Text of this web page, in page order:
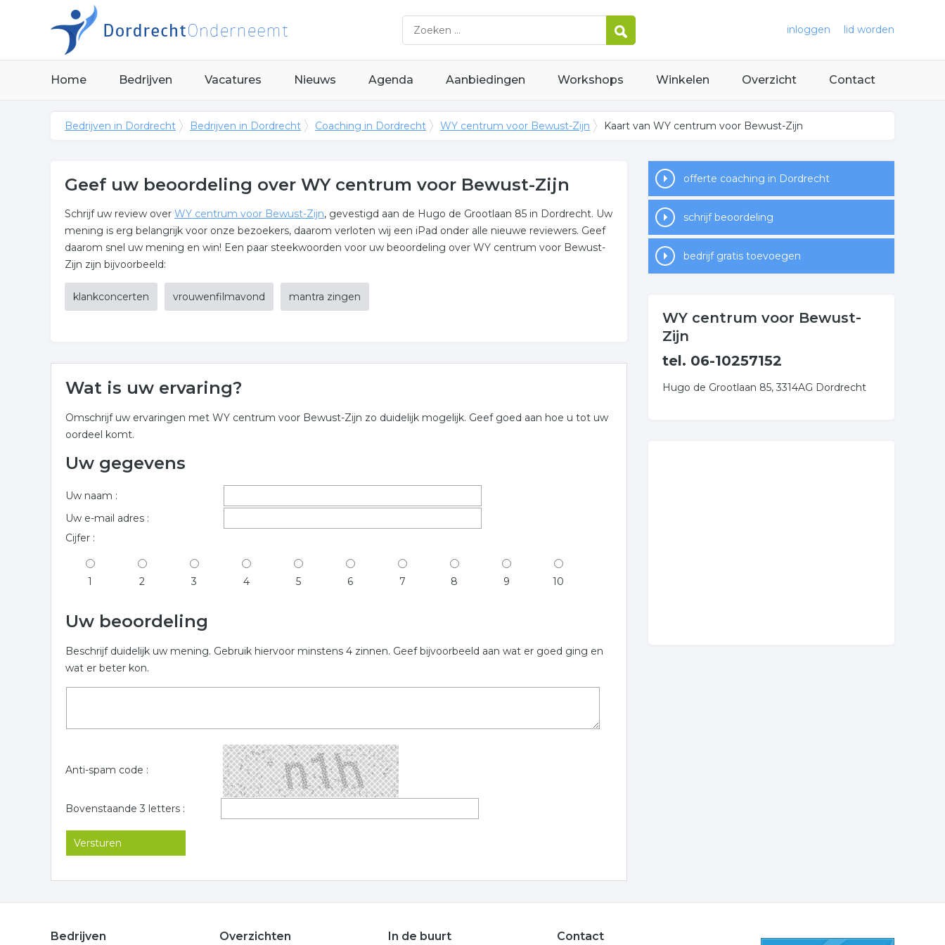
inloggen lid worden
Home Bedrijven Vacatures Nieuws Agenda Aanbiedingen Workshops Winkelen Overzicht Contact
Bedrijven in Dordrecht Bedrijven in Dordrecht Coaching in Dordrecht WY centrum voor Bewust-Zijn Kaart van WY centrum voor Bewust-Zijn
Geef uw beoordeling over WY centrum voor Bewust-Zijn
Schrijf uw review over WY centrum voor Bewust-Zijn, gevestigd aan de Hugo de Grootlaan 85 in Dordrecht. Uw
mening is erg belangrijk voor onze bezoekers, daarom verloten wij een iPad onder alle nieuwe reviewers. Geef
daarom snel uw mening en win! Een paar steekwoorden voor uw beoordeling over WY centrum voor Bewust-
Zijn zijn bijvoorbeeld:
klankconcerten vrouwenfilmavond mantra zingen
Wat is uw ervaring?
Omschrijf uw ervaringen met WY centrum voor Bewust-Zijn zo duidelijk mogelijk. Geef goed aan hoe u tot uw
oordeel komt.
Uw gegevens
Uw naam :
Uw e-mail adres :
Cijfer :
1 2 3 4 5 6 7 8 9 10
Uw beoordeling
Beschrijf duidelijk uw mening. Gebruik hiervoor minstens 4 zinnen. Geef bijvoorbeeld aan wat er goed ging en
wat er beter kon.
Anti-spam code :
Bovenstaande 3 letters :
offerte coaching in Dordrecht
schrijf beoordeling
bedrijf gratis toevoegen
WY centrum voor Bewust-
Zijn
tel. 06-10257152
Hugo de Grootlaan 85, 3314AG Dordrecht
Bedrijven Overzichten In de buurt Contact